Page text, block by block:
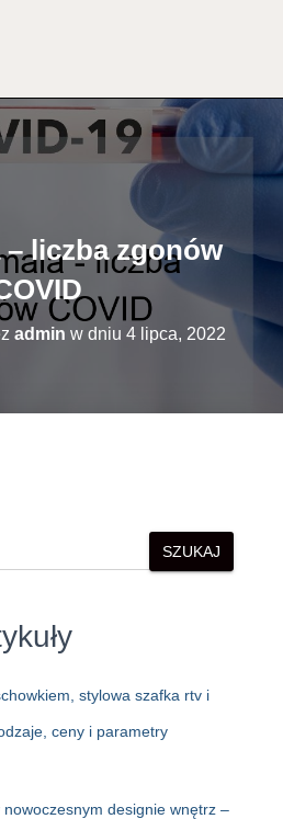
– liczba zgonów
admin w dniu 4 lipca, 2022
SZUKAJ
stylowa szafka rtv i
ceny i parametry
designie wnętrz –